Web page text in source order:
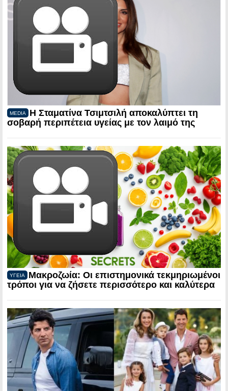
MEDIA
Η Σταματίνα Τσιμτσιλή αποκαλύπτει τη
σοβαρή περιπέτεια υγείας με τον λαιμό της
ΥΓΕΙΑ
Μακροζωία: Οι επιστημονικά τεκμηριωμένοι
τρόποι για να ζήσετε περισσότερο και καλύτερα